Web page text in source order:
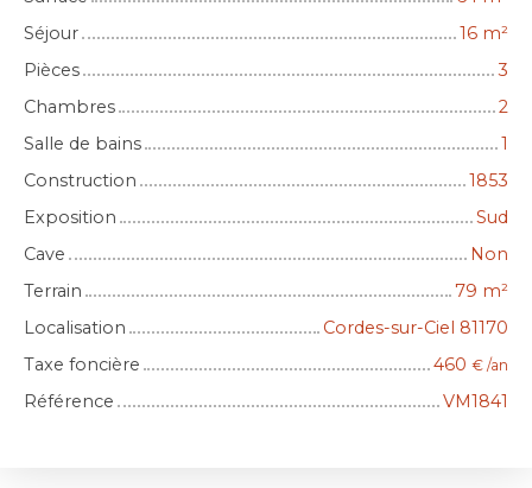
Séjour
16 m²
Pièces
3
Chambres
2
Salle de bains
1
Construction
1853
Exposition
Sud
Cave
Non
Terrain
79 m²
Localisation
Cordes-sur-Ciel 81170
Taxe foncière
460 € /an
Référence VM1841